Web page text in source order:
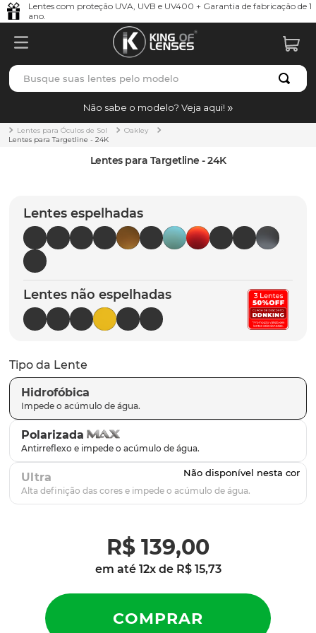
Lentes com proteção UVA, UVB e UV400 + Garantia de fabricação de 1
ano.
Busque suas lentes pelo modelo
Não sabe o modelo? Veja aqui!
Lentes para Óculos de Sol
Oakley
Lentes para Targetline - 24K
Lentes para Targetline - 24K
Lentes espelhadas
Lentes não espelhadas
Tipo da Lente
Hidrofóbica
Polarizada
Ultra
R$ 139,00
em até 12x de R$ 15,73
TERMOS MAIS BUSCADOS
1º borrachas
holbrook
5º chaves
6º t-shock
7º gasket
8º parafusos
9º latch